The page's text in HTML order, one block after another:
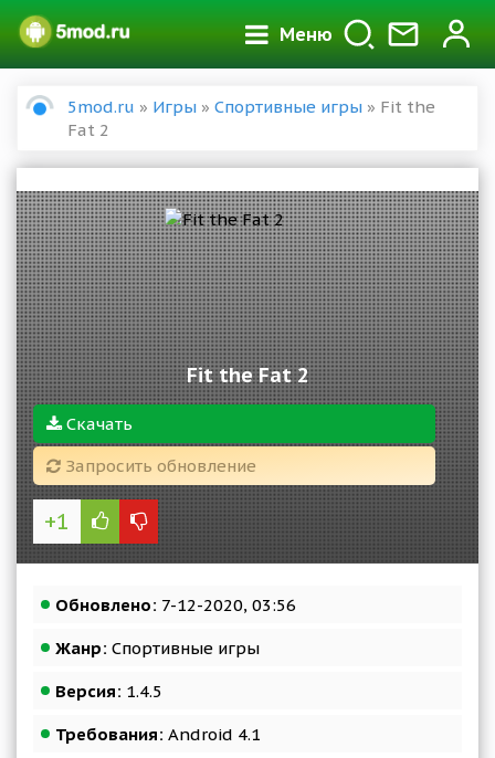
Меню
5mod.ru » Игры » Спортивные игры » Fit the
Fat 2
Fit the Fat 2
Скачать
Запросить обновление
+1
Обновлено: 7-12-2020, 03:56
Жанр: Спортивные игры
Версия: 1.4.5
Требования: Android 4.1